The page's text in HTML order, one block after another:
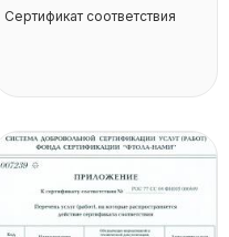
Сертификат соответствия